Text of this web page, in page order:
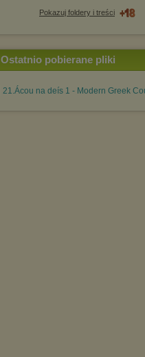
Pokazuj foldery i treści
Ostatnio pobierane pliki
21.Ácou na deís 1 - Modern Greek